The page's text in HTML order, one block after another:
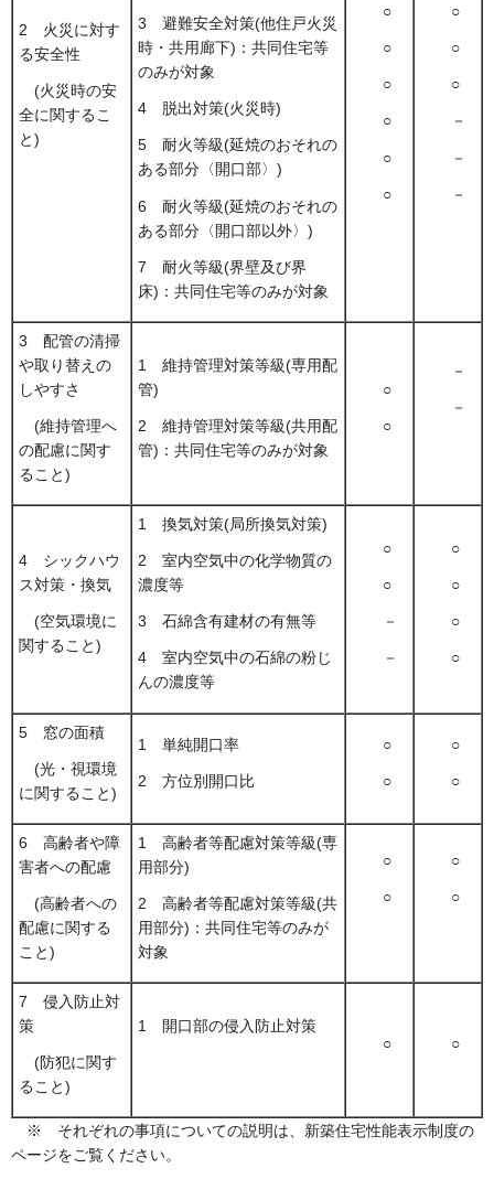
2 火災に対す
る安全性
(火災時の安
全に関するこ
と)
3 避難安全対策(他住戸火災
時・共用廊下)：共同住宅等
のみが対象
4 脱出対策(火災時)
5 耐火等級(延焼のおそれの
ある部分〈開口部〉)
6 耐火等級(延焼のおそれの
ある部分〈開口部以外〉)
7 耐火等級(界壁及び界
床)：共同住宅等のみが対象
○
○
○
○
○
○
○
○
○
－
－
－
3 配管の清掃
や取り替えの
しやすさ
(維持管理へ
の配慮に関す
ること)
1 維持管理対策等級(専用配
管)
2 維持管理対策等級(共用配
管)：共同住宅等のみが対象
○
○
－
－
4 シックハウ
ス対策・換気
(空気環境に
関すること)
1 換気対策(局所換気対策)
2 室内空気中の化学物質の
濃度等
3 石綿含有建材の有無等
4 室内空気中の石綿の粉じ
んの濃度等
○
○
－
－
○
○
○
○
5 窓の面積
(光・視環境
に関すること)
1 単純開口率
2 方位別開口比
○
○
○
○
6 高齢者や障
害者への配慮
(高齢者への
配慮に関する
こと)
1 高齢者等配慮対策等級(専
用部分)
2 高齢者等配慮対策等級(共
用部分)：共同住宅等のみが
対象
○
○
○
○
7 侵入防止対
策
(防犯に関す
ること)
1 開口部の侵入防止対策
○
○
※ それぞれの事項についての説明は、新築住宅性能表示制度の
ページをご覧ください。